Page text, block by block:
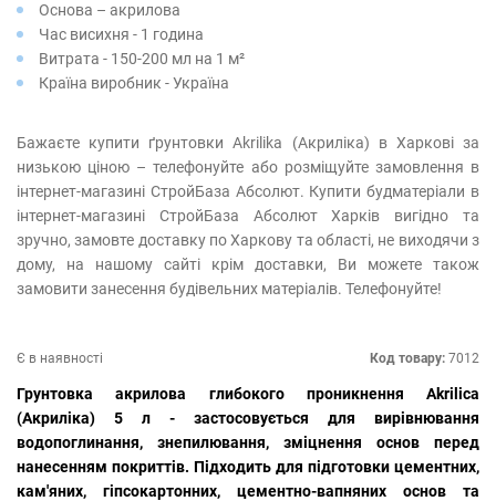
Основа – акрилова
Час висихня - 1 година
Витрата - 150-200 мл на 1 м²
Країна виробник - Україна
Бажаєте купити ґрунтовки Akrilika (Акриліка) в Харкові за
низькою ціною – телефонуйте або розміщуйте замовлення в
інтернет-магазині СтройБаза Абсолют. Купити будматеріали в
інтернет-магазині СтройБаза Абсолют Харків вигідно та
зручно, замовте доставку по Харкову та області, не виходячи з
дому, на нашому сайті крім доставки, Ви можете також
замовити занесення будівельних матеріалів. Телефонуйте!
Є в наявності Код товару: 7012
Грунтовка акрилова глибокого проникнення Akrilica
(Акриліка) 5 л - застосовується для вирівнювання
водопоглинання, знепилювання, зміцнення основ перед
нанесенням покриттів. Підходить для підготовки цементних,
кам'яних, гіпсокартонних, цементно-вапняних основ та